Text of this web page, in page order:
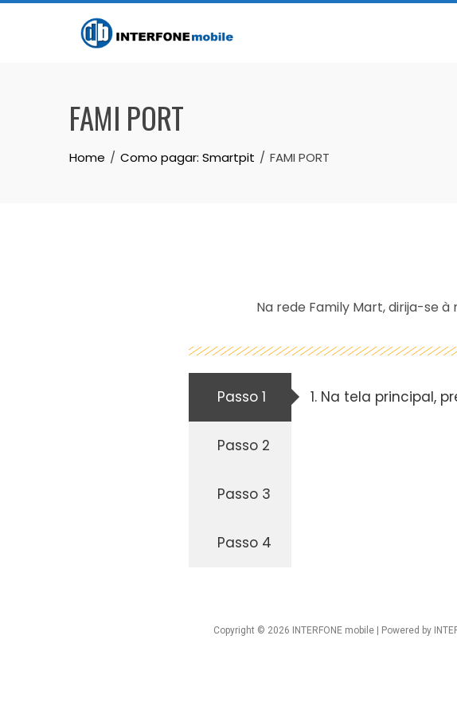
FAMI PORT
Home Como pagar: Smartpit FAMI PORT
Na rede Family Mart, dirija-se à
Passo 1
Passo 2
Passo 3
Passo 4
Na tela principal,
Copyright © 2026 INTERFONE mobile | Powered by